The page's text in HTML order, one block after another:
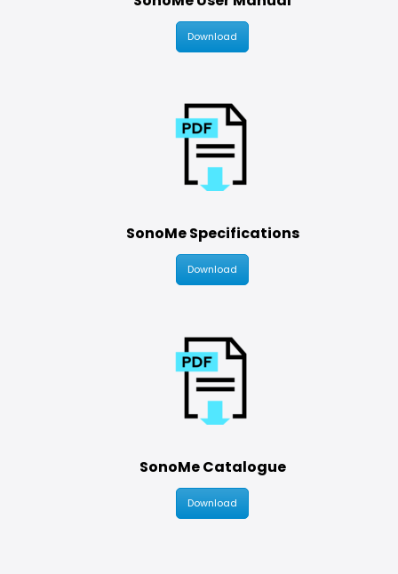
Download
SonoMe Specifications
Download
SonoMe Catalogue
Download